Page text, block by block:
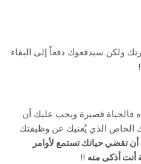
ولكن سيدفعوك دفعاً إلى البقاء
فالحياة قصيرة ويجب عليك أن
الخاص الذي يُغنيك عن وظيفتك
تقضي حياتك تستمع لأوامر
أنت أذكى منه !!